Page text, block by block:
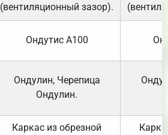
(вентиляционный зазор).
Ондутис А100
Ондулин, Черепица
Ондулин.
Каркас из обрезной